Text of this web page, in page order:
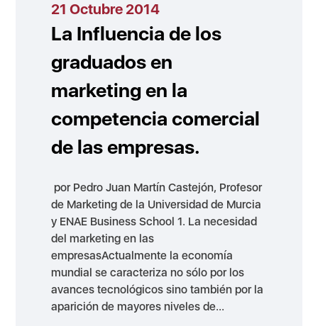
21 Octubre 2014
La Influencia de los
graduados en
marketing en la
competencia comercial
de las empresas.
por Pedro Juan Martín Castejón, Profesor
de Marketing de la Universidad de Murcia
y ENAE Business School 1. La necesidad
del marketing en las
empresasActualmente la economía
mundial se caracteriza no sólo por los
avances tecnológicos sino también por la
aparición de mayores niveles de...